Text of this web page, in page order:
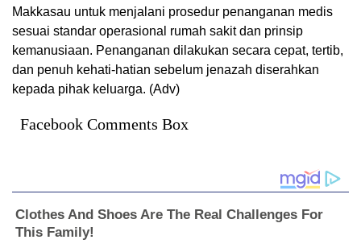
Makkasau untuk menjalani prosedur penanganan medis
sesuai standar operasional rumah sakit dan prinsip
kemanusiaan. Penanganan dilakukan secara cepat, tertib,
dan penuh kehati-hatian sebelum jenazah diserahkan
kepada pihak keluarga. (Adv)
Facebook Comments Box